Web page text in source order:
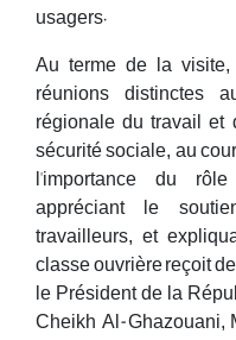
usagers.
Au terme de la
réunions distinctes
régionale du travail et
sécurité sociale, au
l'importance du
appréciant le
travailleurs, et
classe ouvrière reçoit
le Président de la
Cheikh Al-Ghazouani,